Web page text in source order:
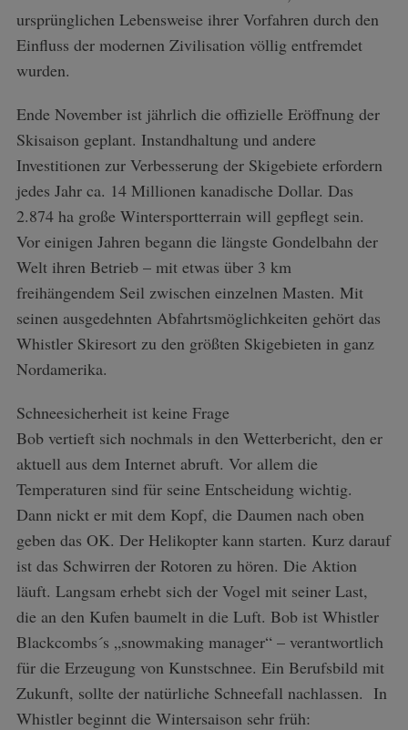
ursprünglichen Lebensweise ihrer Vorfahren durch den
Einfluss der modernen Zivilisation völlig entfremdet
wurden.
Ende November ist jährlich die offizielle Eröffnung der
Skisaison geplant. Instandhaltung und andere
Investitionen zur Verbesserung der Skigebiete erfordern
jedes Jahr ca. 14 Millionen kanadische Dollar. Das
2.874 ha große Wintersportterrain will gepflegt sein.
Vor einigen Jahren begann die längste Gondelbahn der
Welt ihren Betrieb – mit etwas über 3 km
freihängendem Seil zwischen einzelnen Masten. Mit
seinen ausgedehnten Abfahrtsmöglichkeiten gehört das
Whistler Skiresort zu den größten Skigebieten in ganz
Nordamerika.
Schneesicherheit ist keine Frage
Bob vertieft sich nochmals in den Wetterbericht, den er
aktuell aus dem Internet abruft. Vor allem die
Temperaturen sind für seine Entscheidung wichtig.
Dann nickt er mit dem Kopf, die Daumen nach oben
geben das OK. Der Helikopter kann starten. Kurz darauf
ist das Schwirren der Rotoren zu hören. Die Aktion
läuft. Langsam erhebt sich der Vogel mit seiner Last,
die an den Kufen baumelt in die Luft. Bob ist Whistler
Blackcombs´s „snowmaking manager“ – verantwortlich
für die Erzeugung von Kunstschnee. Ein Berufsbild mit
Zukunft, sollte der natürliche Schneefall nachlassen. In
Whistler beginnt die Wintersaison sehr früh: